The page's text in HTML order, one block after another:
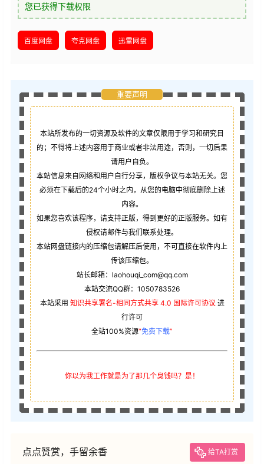
您已获得下载权限
百度网盘 夸克网盘 迅雷网盘
重要声明
本站所发布的一切资源及软件的文章仅限用于学习和研究目
的；不得将上述内容用于商业或者非法用途，否则，一切后果
请用户自负。
本站信息来自网络和用户自行分享，版权争议与本站无关。您
必须在下载后的24个小时之内，从您的电脑中彻底删除上述
内容。
如果您喜欢该程序，请支持正版，得到更好的正版服务。如有
侵权请邮件与我们联系处理。
本站网盘链接内的压缩包请解压后使用，不可直接在软件内上
传该压缩包。
站长邮箱：laohouqi_com@qq.com
本站交流QQ群：1050783526
本站采用 知识共享署名-相同方式共享 4.0 国际许可协议 进
行许可
全站100%资源“免费下载”
你以为我工作就是为了那几个臭钱吗？是！
点点赞赏，手留余香 给TA打赏